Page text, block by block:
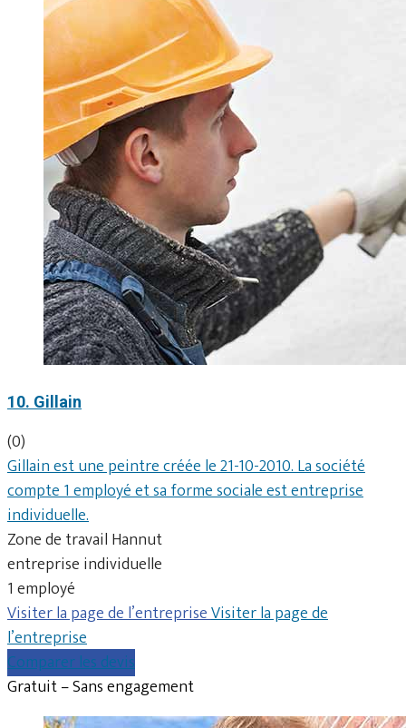
10. Gillain
(0)
Gillain est une peintre créée le 21-10-2010. La société
compte 1 employé et sa forme sociale est entreprise
individuelle.
Zone de travail Hannut
entreprise individuelle
1 employé
Visiter la page de l’entrepriseVisiter la page de
l’entreprise
Comparer les devis
Gratuit – Sans engagement